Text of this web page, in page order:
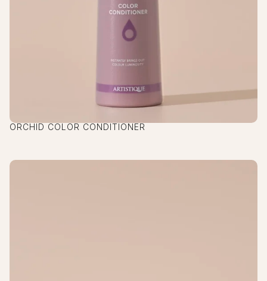
ORCHID COLOR CONDITIONER